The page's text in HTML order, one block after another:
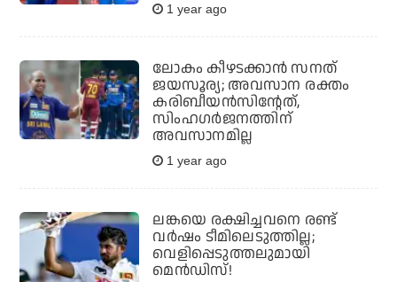
1 year ago
ലോകം കീഴടക്കാന്‍ സനത്
ജയസൂര്യ; അവസാന രക്തം
കരിബീയന്‍സിന്റേത്,
സിംഹഗര്‍ജനത്തിന്
അവസാനമില്ല
1 year ago
ലങ്കയെ രക്ഷിച്ചവനെ രണ്ട്
വര്‍ഷം ടീമിലെടുത്തില്ല;
വെളിപ്പെടുത്തലുമായി
മെന്‍ഡിസ്!